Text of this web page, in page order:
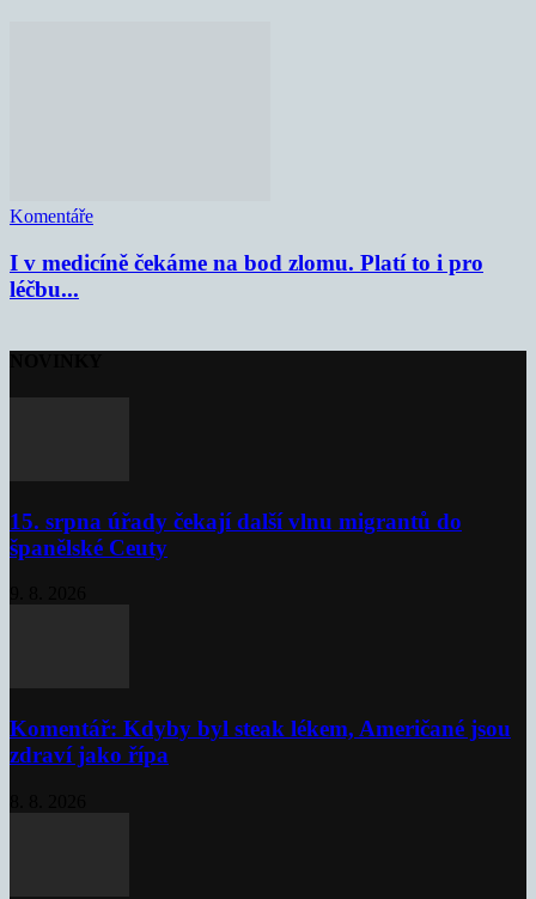
Komentáře
I v medicíně čekáme na bod zlomu. Platí to i pro
léčbu...
15. srpna úřady čekají další vlnu migrantů do
španělské Ceuty
Komentář: Kdyby byl steak lékem, Američané jsou
zdraví jako řípa